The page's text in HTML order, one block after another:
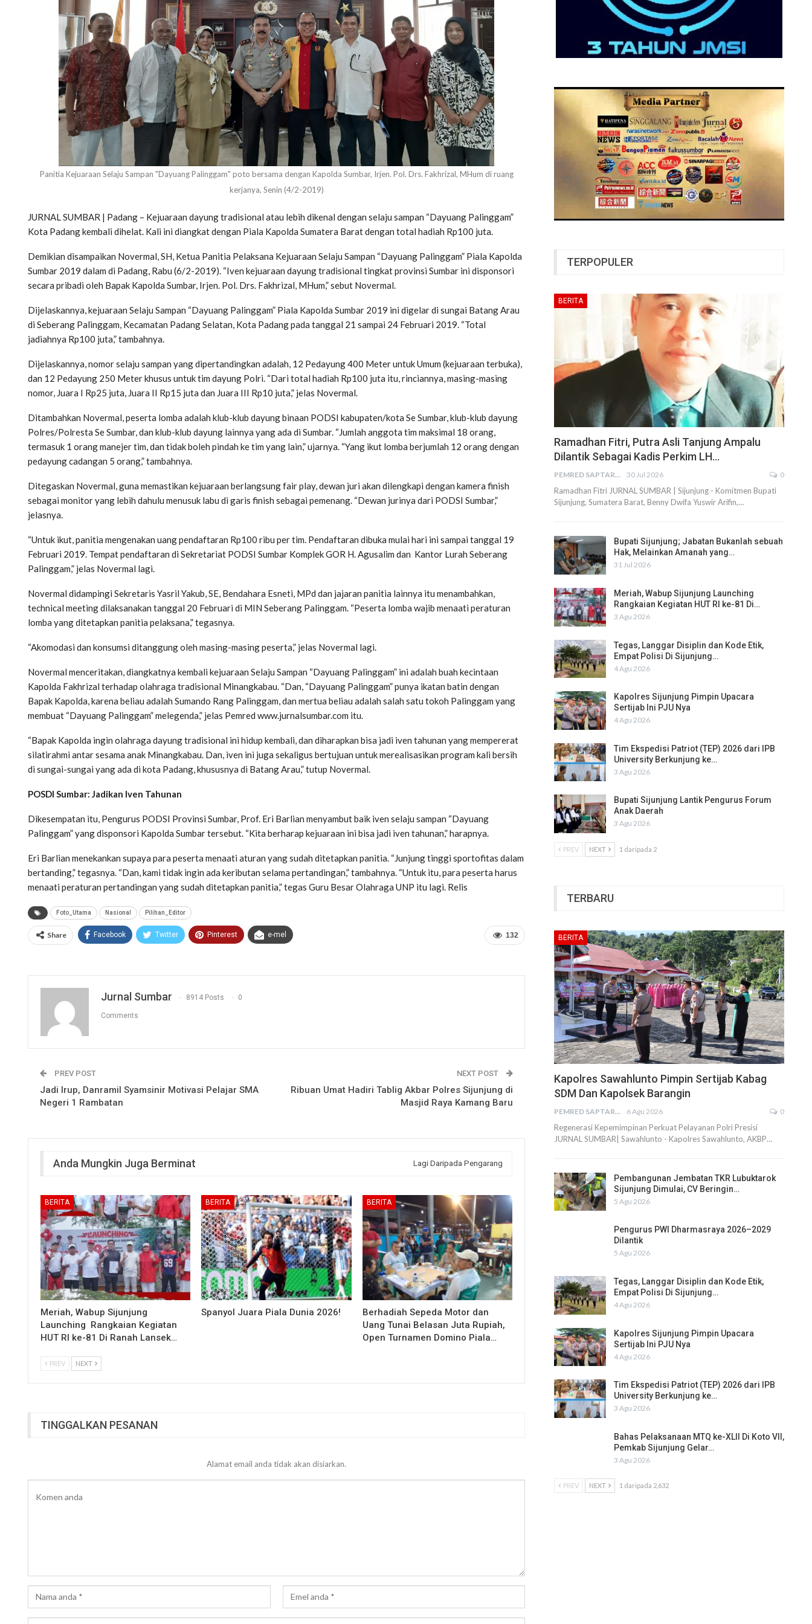
Panitia Kejuaraan Selaju Sampan "Dayuang Palinggam" poto bersama dengan Kapolda Sumbar, Irjen. Pol. Drs. Fakhrizal, MHum di ruang
kerjanya, Senin (4/2-2019)
JURNAL SUMBAR | Padang – Kejuaraan dayung tradisional atau lebih dikenal dengan selaju sampan “Dayuang Palinggam”
Kota Padang kembali dihelat. Kali ini diangkat dengan Piala Kapolda Sumatera Barat dengan total hadiah Rp100 juta.
Demikian disampaikan Novermal, SH, Ketua Panitia Pelaksana Kejuaraan Selaju Sampan “Dayuang Palinggam” Piala Kapolda
Sumbar 2019 dalam di Padang, Rabu (6/2-2019). “Iven kejuaraan dayung tradisional tingkat provinsi Sumbar ini disponsori
secara pribadi oleh Bapak Kapolda Sumbar, Irjen. Pol. Drs. Fakhrizal, MHum,” sebut Novermal.
Dijelaskannya, kejuaraan Selaju Sampan “Dayuang Palinggam” Piala Kapolda Sumbar 2019 ini digelar di sungai Batang Arau
di Seberang Palinggam, Kecamatan Padang Selatan, Kota Padang pada tanggal 21 sampai 24 Februari 2019. “Total
jadiahnya Rp100 juta,” tambahnya.
Dijelaskannya, nomor selaju sampan yang dipertandingkan adalah, 12 Pedayung 400 Meter untuk Umum (kejuaraan terbuka),
dan 12 Pedayung 250 Meter khusus untuk tim dayung Polri. “Dari total hadiah Rp100 juta itu, rinciannya, masing-masing
nomor, Juara I Rp25 juta, Juara II Rp15 juta dan Juara III Rp10 juta,” jelas Novermal.
Ditambahkan Novermal, peserta lomba adalah klub-klub dayung binaan PODSI kabupaten/kota Se Sumbar, klub-klub dayung
Polres/Polresta Se Sumbar, dan klub-klub dayung lainnya yang ada di Sumbar. “Jumlah anggota tim maksimal 18 orang,
termasuk 1 orang manejer tim, dan tidak boleh pindah ke tim yang lain,” ujarnya. “Yang ikut lomba berjumlah 12 orang dengan
pedayung cadangan 5 orang,” tambahnya.
Ditegaskan Novermal, guna memastikan kejuaraan berlangsung fair play, dewan juri akan dilengkapi dengan kamera finish
sebagai monitor yang lebih dahulu menusuk labu di garis finish sebagai pemenang. “Dewan jurinya dari PODSI Sumbar,”
jelasnya.
“Untuk ikut, panitia mengenakan uang pendaftaran Rp100 ribu per tim. Pendaftaran dibuka mulai hari ini sampai tanggal 19
Februari 2019. Tempat pendaftaran di Sekretariat PODSI Sumbar Komplek GOR H. Agusalim dan Kantor Lurah Seberang
Palinggam,” jelas Novermal lagi.
Novermal didampingi Sekretaris Yasril Yakub, SE, Bendahara Esneti, MPd dan jajaran panitia lainnya itu menambahkan,
technical meeting dilaksanakan tanggal 20 Februari di MIN Seberang Palinggam. “Peserta lomba wajib menaati peraturan
lomba yang ditetapkan panitia pelaksana,” tegasnya.
“Akomodasi dan konsumsi ditanggung oleh masing-masing peserta,” jelas Novermal lagi.
Novermal menceritakan, diangkatnya kembali kejuaraan Selaju Sampan “Dayuang Palinggam” ini adalah buah kecintaan
Kapolda Fakhrizal terhadap olahraga tradisional Minangkabau. “Dan, “Dayuang Palinggam” punya ikatan batin dengan
Bapak Kapolda, karena beliau adalah Sumando Rang Palinggam, dan mertua beliau adalah salah satu tokoh Palinggam yang
membuat “Dayuang Palinggam” melegenda,” jelas Pemred www.jurnalsumbar.com itu.
“Bapak Kapolda ingin olahraga dayung tradisional ini hidup kembali, dan diharapkan bisa jadi iven tahunan yang mempererat
silatirahmi antar sesama anak Minangkabau. Dan, iven ini juga sekaligus bertujuan untuk merealisasikan program kali bersih
di sungai-sungai yang ada di kota Padang, khususnya di Batang Arau,” tutup Novermal.
POSDI Sumbar: Jadikan Iven Tahunan
Dikesempatan itu, Pengurus PODSI Provinsi Sumbar, Prof. Eri Barlian menyambut baik iven selaju sampan “Dayuang
Palinggam” yang disponsori Kapolda Sumbar tersebut. “Kita berharap kejuaraan ini bisa jadi iven tahunan,” harapnya.
Eri Barlian menekankan supaya para peserta menaati aturan yang sudah ditetapkan panitia. “Junjung tinggi sportofitas dalam
bertanding,” tegasnya. “Dan, kami tidak ingin ada keributan selama pertandingan,” tambahnya. “Untuk itu, para peserta harus
menaati peraturan pertandingan yang sudah ditetapkan panitia,” tegas Guru Besar Olahraga UNP itu lagi. Relis
Foto_Utama Nasional Pilihan_Editor
132
Share Facebook Twitter Pinterest e-mel
Jurnal Sumbar 8914 Posts 0
Comments
PREV POST
Jadi Irup, Danramil Syamsinir Motivasi Pelajar SMA
Negeri 1 Rambatan
NEXT POST
Ribuan Umat Hadiri Tablig Akbar Polres Sijunjung di
Masjid Raya Kamang Baru
Anda Mungkin Juga Berminat Lagi Daripada Pengarang
BERITA
Meriah, Wabup Sijunjung
Launching Rangkaian Kegiatan
HUT RI ke-81 Di Ranah Lansek…
BERITA
Spanyol Juara Piala Dunia 2026!
BERITA
Berhadiah Sepeda Motor dan
Uang Tunai Belasan Juta Rupiah,
Open Turnamen Domino Piala…
PREV NEXT
TINGGALKAN PESANAN
Alamat email anda tidak akan disiarkan.
TERPOPULER
BERITA
Ramadhan Fitri, Putra Asli Tanjung Ampalu
Dilantik Sebagai Kadis Perkim LH…
PEMRED SAPTARIUS 30 Jul 2026 0
Ramadhan Fitri JURNAL SUMBAR | Sijunjung - Komitmen Bupati
Sijunjung, Sumatera Barat, Benny Dwifa Yuswir Arifin,…
Bupati Sijunjung; Jabatan Bukanlah sebuah
Hak, Melainkan Amanah yang…
31 Jul 2026
Meriah, Wabup Sijunjung Launching
Rangkaian Kegiatan HUT RI ke-81 Di…
3 Agu 2026
Tegas, Langgar Disiplin dan Kode Etik,
Empat Polisi Di Sijunjung…
4 Agu 2026
Kapolres Sijunjung Pimpin Upacara
Sertijab Ini PJU Nya
4 Agu 2026
Tim Ekspedisi Patriot (TEP) 2026 dari IPB
University Berkunjung ke…
3 Agu 2026
Bupati Sijunjung Lantik Pengurus Forum
Anak Daerah
3 Agu 2026
PREV NEXT 1 daripada 2
TERBARU
BERITA
Kapolres Sawahlunto Pimpin Sertijab Kabag
SDM Dan Kapolsek Barangin
PEMRED SAPTARIUS 6 Agu 2026 0
Regenerasi Kepemimpinan Perkuat Pelayanan Polri Presisi
JURNAL SUMBAR| Sawahlunto - Kapolres Sawahlunto, AKBP…
Pembangunan Jembatan TKR Lubuktarok
Sijunjung Dimulai, CV Beringin…
5 Agu 2026
Pengurus PWI Dharmasraya 2026–2029
Dilantik
5 Agu 2026
Tegas, Langgar Disiplin dan Kode Etik,
Empat Polisi Di Sijunjung…
4 Agu 2026
Kapolres Sijunjung Pimpin Upacara
Sertijab Ini PJU Nya
4 Agu 2026
Tim Ekspedisi Patriot (TEP) 2026 dari IPB
University Berkunjung ke…
3 Agu 2026
Bahas Pelaksanaan MTQ ke-XLII Di Koto VII,
Pemkab Sijunjung Gelar…
3 Agu 2026
PREV NEXT 1 daripada 2,632